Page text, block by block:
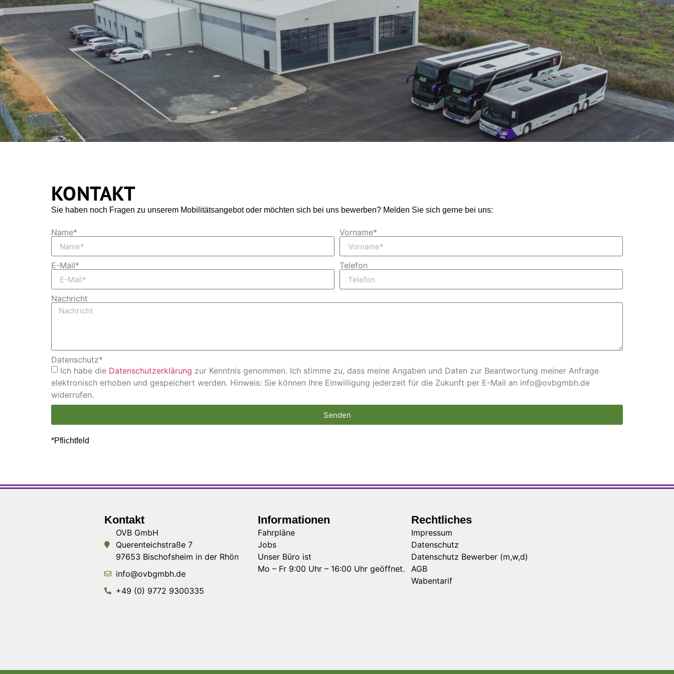
KONTAKT
Sie haben noch Fragen zu unserem Mobilitätsangebot oder möchten sich bei uns bewerben? Melden Sie sich gerne bei uns:
Name* Vorname*
E-Mail* Telefon
Nachricht
Datenschutz*
Ich habe die Datenschutzerklärung zur Kenntnis genommen. Ich stimme zu, dass meine Angaben und Daten zur Beantwortung meiner Anfrage
elektronisch erhoben und gespeichert werden. Hinweis: Sie können Ihre Einwilligung jederzeit für die Zukunft per E-Mail an info@ovbgmbh.de
widerrufen.
Senden
*Pflichtfeld
Kontakt
OVB GmbH
Querenteichstraße 7
97653 Bischofsheim in der Rhön
info@ovbgmbh.de
+49 (0) 9772 9300335
Informationen
Fahrpläne
Jobs
Unser Büro ist
Mo – Fr 9:00 Uhr – 16:00 Uhr geöffnet.
Rechtliches
Impressum
Datenschutz
Datenschutz Bewerber (m,w,d)
AGB
Wabentarif